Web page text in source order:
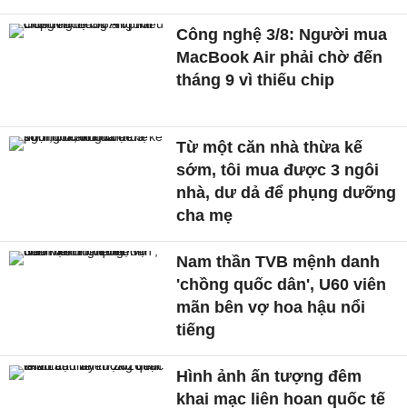
Công nghệ 3/8: Người mua
MacBook Air phải chờ đến
tháng 9 vì thiếu chip
Từ một căn nhà thừa kế
sớm, tôi mua được 3 ngôi
nhà, dư dả để phụng dưỡng
cha mẹ
Nam thần TVB mệnh danh
'chồng quốc dân', U60 viên
mãn bên vợ hoa hậu nổi
tiếng
Hình ảnh ấn tượng đêm
khai mạc liên hoan quốc tế